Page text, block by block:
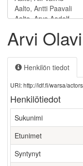
Arvi
Henkilön tiedot
URI: http://ldf.fi/warsa/
Henkilötiedot
Sukunimi
Etunimet
Syntynyt